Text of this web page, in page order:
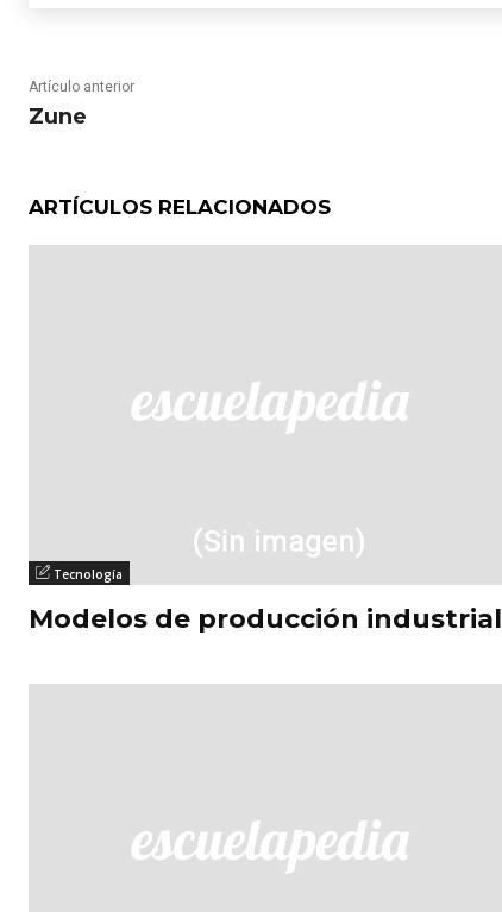
Artículo anterior
Zune
ARTÍCULOS RELACIONADOS
Tecnología
Modelos de producción industrial